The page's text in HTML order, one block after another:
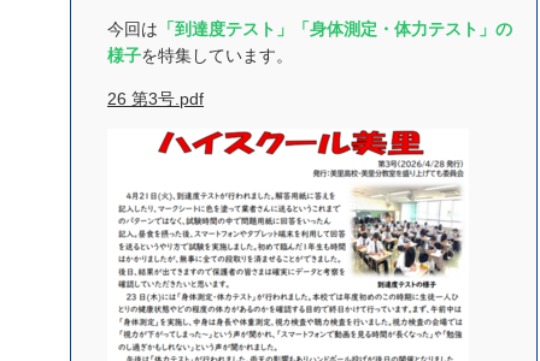
今回は 「到達度テスト」「身体測定・体力テスト」の
様子を特集しています。
26 第3号.pdf